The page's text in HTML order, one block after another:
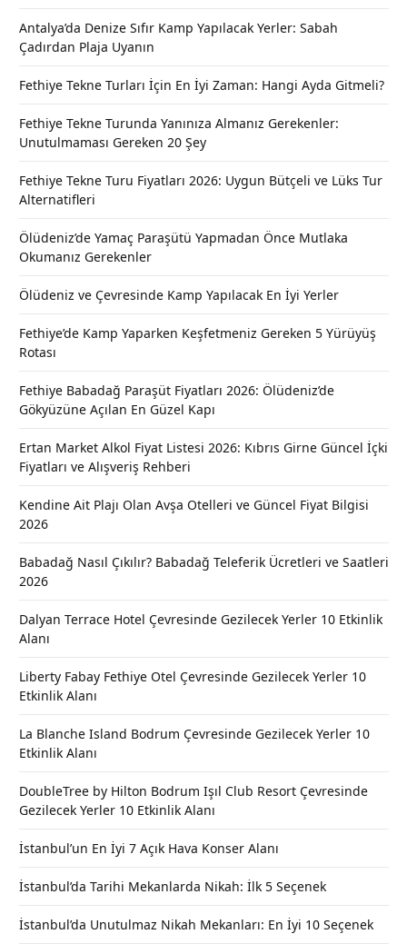
Antalya’da Denize Sıfır Kamp Yapılacak Yerler: Sabah
Çadırdan Plaja Uyanın
Fethiye Tekne Turları İçin En İyi Zaman: Hangi Ayda Gitmeli?
Fethiye Tekne Turunda Yanınıza Almanız Gerekenler:
Unutulmaması Gereken 20 Şey
Fethiye Tekne Turu Fiyatları 2026: Uygun Bütçeli ve Lüks Tur
Alternatifleri
Ölüdeniz’de Yamaç Paraşütü Yapmadan Önce Mutlaka
Okumanız Gerekenler
Ölüdeniz ve Çevresinde Kamp Yapılacak En İyi Yerler
Fethiye’de Kamp Yaparken Keşfetmeniz Gereken 5 Yürüyüş
Rotası
Fethiye Babadağ Paraşüt Fiyatları 2026: Ölüdeniz’de
Gökyüzüne Açılan En Güzel Kapı
Ertan Market Alkol Fiyat Listesi 2026: Kıbrıs Girne Güncel İçki
Fiyatları ve Alışveriş Rehberi
Kendine Ait Plajı Olan Avşa Otelleri ve Güncel Fiyat Bilgisi
2026
Babadağ Nasıl Çıkılır? Babadağ Teleferik Ücretleri ve Saatleri
2026
Dalyan Terrace Hotel Çevresinde Gezilecek Yerler 10 Etkinlik
Alanı
Liberty Fabay Fethiye Otel Çevresinde Gezilecek Yerler 10
Etkinlik Alanı
La Blanche Island Bodrum Çevresinde Gezilecek Yerler 10
Etkinlik Alanı
DoubleTree by Hilton Bodrum Işıl Club Resort Çevresinde
Gezilecek Yerler 10 Etkinlik Alanı
İstanbul’un En İyi 7 Açık Hava Konser Alanı
İstanbul’da Tarihi Mekanlarda Nikah: İlk 5 Seçenek
İstanbul’da Unutulmaz Nikah Mekanları: En İyi 10 Seçenek